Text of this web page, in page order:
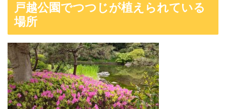
戸越公園でつつじが植えられている
場所